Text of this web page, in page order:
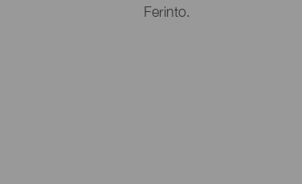
Ferinto.